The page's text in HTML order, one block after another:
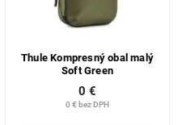
Thule Kompresný obal malý
Soft Green
0 € bez DPH
0 €